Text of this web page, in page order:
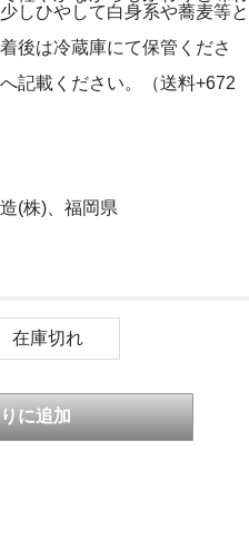
しひやして白身系や蕎麦等と
後は冷蔵庫にて保管くださ
記載ください。（送料+672
(株)、福岡県
在庫切れ